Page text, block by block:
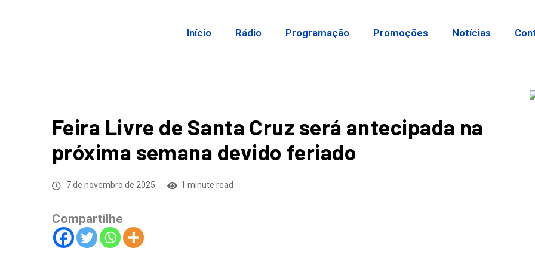
Início Rádio Programação Promoções Notícias
Feira Livre de Santa Cruz será antecipada na
próxima semana devido feriado
7 de novembro de 2025 1 minute read
Compartilhe